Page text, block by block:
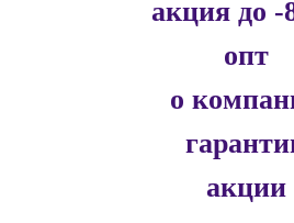
акция до -
опт
о
акции